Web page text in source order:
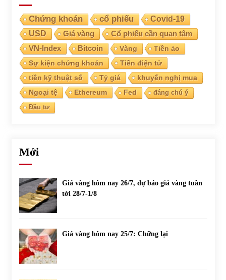
Chứng khoán cổ phiếu
Covid-19
USD
Giá vàng Cổ phiếu cần quan tâm
VN-Index Bitcoin Vàng
Tiền ảo
Sự kiện chứng khoán
Tiền điện tử
tiền kỹ thuật số
Tỷ giá
khuyến nghị mua
Ngoại tệ
Ethereum Fed
đáng chú ý
Đầu tư
Mới
Giá vàng hôm nay 26/7, dự báo giá vàng tuần
tới 28/7-1/8
Giá vàng hôm nay 25/7: Chững lại